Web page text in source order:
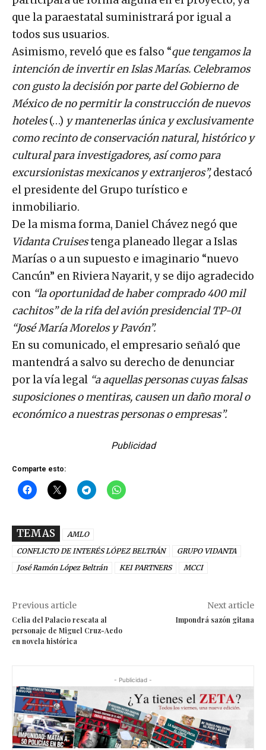
que la paraestatal suministrará por igual a
todos sus usuarios.
Asimismo, reveló que es falso “que tengamos la
intención de invertir en Islas Marías. Celebramos
con gusto la decisión por parte del Gobierno de
México de no permitir la construcción de nuevos
hoteles(…) y mantenerlas única y exclusivamente
como recinto de conservación natural, histórico y
cultural para investigadores, así como para
excursionistas mexicanos y extranjeros”,destacó
el presidente del Grupo turístico e
inmobiliario.
De la misma forma, Daniel Chávez negó que
Vidanta Cruisestenga planeado llegar a Islas
Marías o a un supuesto e imaginario “nuevo
Cancún” en Riviera Nayarit, y se dijo agradecido
con “la oportunidad de haber comprado 400 mil
cachitos” de la rifa del avión presidencial TP-01
“José María Morelos y Pavón”.
En su comunicado, el empresario señaló que
mantendrá a salvo su derecho de denunciar
por la vía legal “a aquellas personas cuyas falsas
suposiciones o mentiras, causen un daño moral o
económico a nuestras personas o empresas”.
Publicidad
Comparte esto:
TEMAS
AMLO
CONFLICTO DE INTERÉS LÓPEZ BELTRÁN
GRUPO VIDANTA
José Ramón López Beltrán
KEI PARTNERS MCCI
Previous article
Celia del Palacio rescata al
personaje de Miguel Cruz-Aedo
en novela histórica
Next article
Impondrá sazón gitana
- Publicidad -